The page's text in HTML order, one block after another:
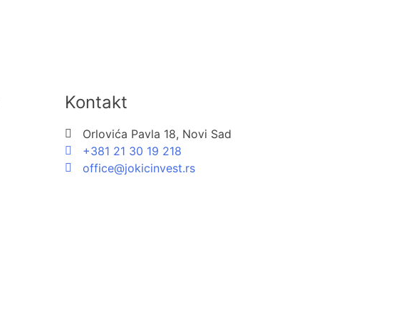
Kontakt
Orlovića Pavla 18, Novi Sad
+381 21 30 19 218
office@jokicinvest.rs